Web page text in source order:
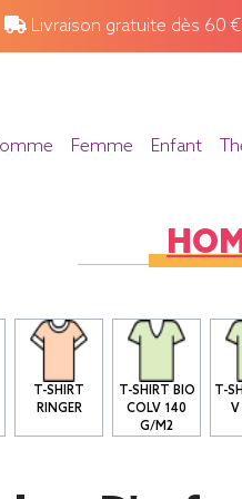
Livraison gratuite dès 60
Femme Enfant
T-SHIRT
RINGER
T-SHIRT BIO
COLV 140
G/M2
T-
V